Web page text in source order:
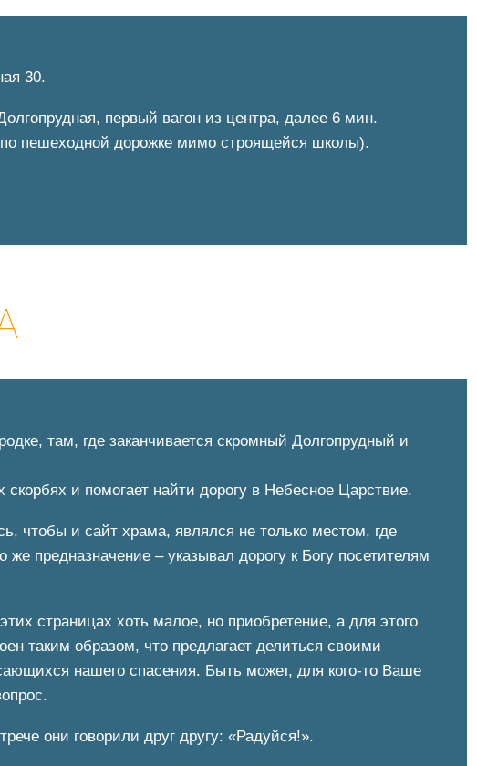
30.
первый вагон из центра, далее 6 мин.
пешеходной дорожке мимо строящейся школы).
там, где заканчивается скромный Долгопрудный и
и помогает найти дорогу в Небесное Царствие.
чтобы и сайт храма, являлся не только местом, где
предназначение – указывал дорогу к Богу посетителям
страницах хоть малое, но приобретение, а для этого
таким образом, что предлагает делиться своими
нашего спасения. Быть может, для кого-то Ваше
они говорили друг другу: «Радуйся!».